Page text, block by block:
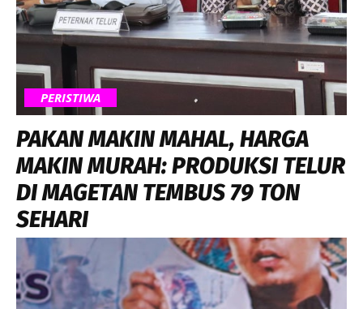
PERISTIWA
PAKAN MAKIN MAHAL, HARGA
MAKIN MURAH: PRODUKSI TELUR
DI MAGETAN TEMBUS 79 TON
SEHARI